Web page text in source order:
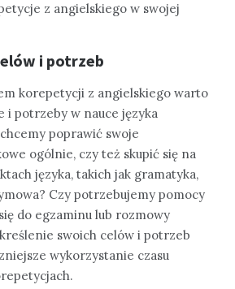
z angielskiego w swojej
i potrzeb
korepetycji z angielskiego warto
i potrzeby w nauce języka
poprawić swoje
ogólnie, czy też skupić się na
języka, takich jak gramatyka,
Czy potrzebujemy pomocy
do egzaminu lub rozmowy
swoich celów i potrzeb
wykorzystanie czasu